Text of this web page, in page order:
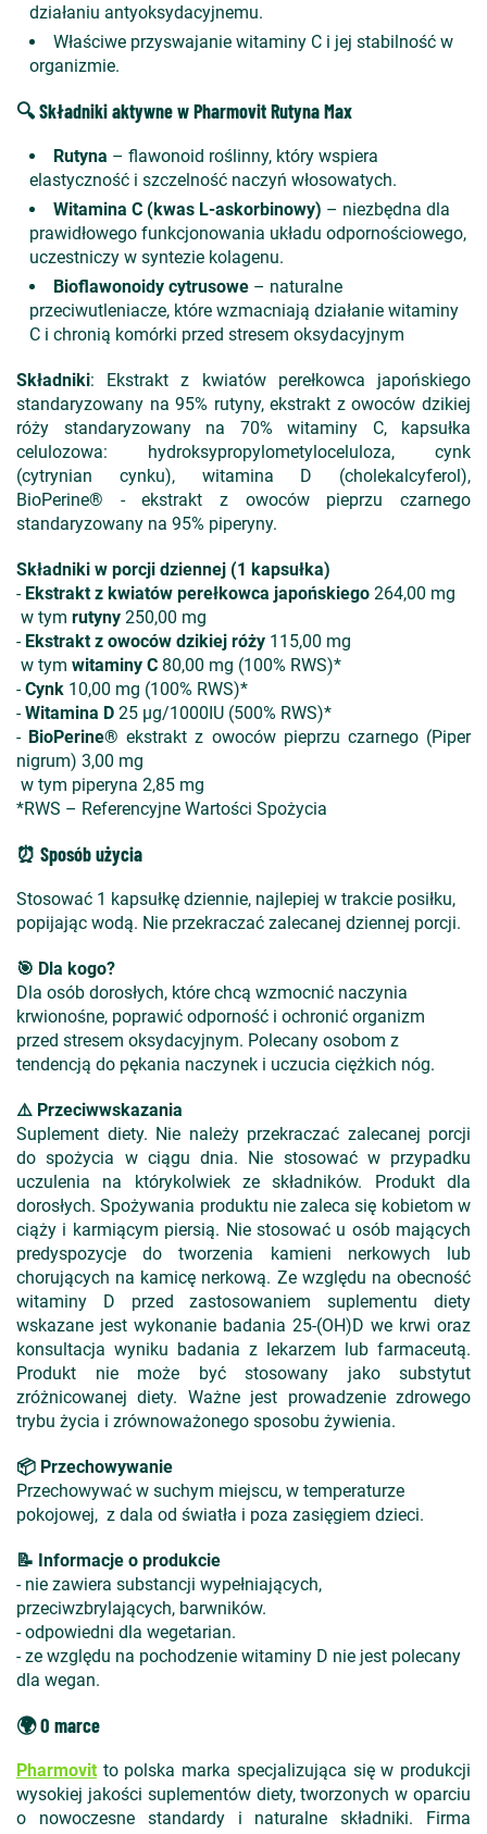
działaniu antyoksydacyjnemu.
Właściwe przyswajanie witaminy C i jej stabilność w
organizmie.
🔍 Składniki aktywne w Pharmovit Rutyna Max
Rutyna – flawonoid roślinny, który wspiera
elastyczność i szczelność naczyń włosowatych.
Witamina C (kwas L-askorbinowy) – niezbędna dla
prawidłowego funkcjonowania układu odpornościowego,
uczestniczy w syntezie kolagenu.
Bioflawonoidy cytrusowe – naturalne
przeciwutleniacze, które wzmacniają działanie witaminy
C i chronią komórki przed stresem oksydacyjnym
Składniki: Ekstrakt z kwiatów perełkowca japońskiego
standaryzowany na 95% rutyny, ekstrakt z owoców dzikiej
róży standaryzowany na 70% witaminy C, kapsułka
celulozowa: hydroksypropylometyloceluloza, cynk
(cytrynian cynku), witamina D (cholekalcyferol),
BioPerine® - ekstrakt z owoców pieprzu czarnego
standaryzowany na 95% piperyny.
Składniki w porcji dziennej (1 kapsułka)
- Ekstrakt z kwiatów perełkowca japońskiego 264,00 mg
w tym rutyny 250,00 mg
- Ekstrakt z owoców dzikiej róży 115,00 mg
w tym witaminy C 80,00 mg (100% RWS)*
-Cynk 10,00 mg (100% RWS)*
-Witamina D 25 µg/1000IU (500% RWS)*
- BioPerine® ekstrakt z owoców pieprzu czarnego (Piper
nigrum) 3,00 mg
w tym piperyna 2,85 mg
*RWS – Referencyjne Wartości Spożycia
⏰ Sposób użycia
Stosować 1 kapsułkę dziennie, najlepiej w trakcie posiłku,
popijając wodą. Nie przekraczać zalecanej dziennej porcji.
🎯 Dla kogo?
Dla osób dorosłych, które chcą wzmocnić naczynia
krwionośne, poprawić odporność i ochronić organizm
przed stresem oksydacyjnym. Polecany osobom z
tendencją do pękania naczynek i uczucia ciężkich nóg.
⚠️ Przeciwwskazania
Suplement diety. Nie należy przekraczać zalecanej porcji
do spożycia w ciągu dnia. Nie stosować w przypadku
uczulenia na którykolwiek ze składników. Produkt dla
dorosłych. Spożywania produktu nie zaleca się kobietom w
ciąży i karmiącym piersią. Nie stosować u osób mających
predyspozycje do tworzenia kamieni nerkowych lub
chorujących na kamicę nerkową. Ze względu na obecność
witaminy D przed zastosowaniem suplementu diety
wskazane jest wykonanie badania 25-(OH)D we krwi oraz
konsultacja wyniku badania z lekarzem lub farmaceutą.
Produkt nie może być stosowany jako substytut
zróżnicowanej diety. Ważne jest prowadzenie zdrowego
trybu życia i zrównoważonego sposobu żywienia.
📦 Przechowywanie
Przechowywać w suchym miejscu, w temperaturze
pokojowej, z dala od światła i poza zasięgiem dzieci.
📝 Informacje o produkcie
- nie zawiera substancji wypełniających,
przeciwzbrylających, barwników.
- odpowiedni dla wegetarian.
- ze względu na pochodzenie witaminy D nie jest polecany
dla wegan.
🌍 O marce
Pharmovit to polska marka specjalizująca się w produkcji
wysokiej jakości suplementów diety, tworzonych w oparciu
o nowoczesne standardy i naturalne składniki. Firma